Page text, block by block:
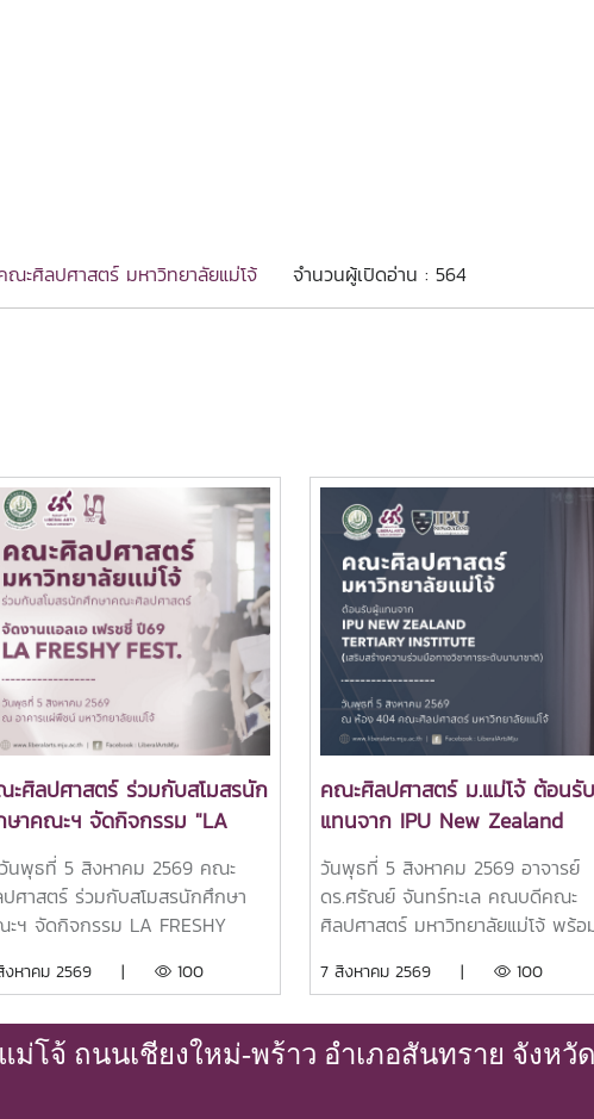
ณะศิลปศาสตร์ มหาวิทยาลัยแม่โจ้ จำนวนผู้เปิดอ่าน : 564
ะศิลปศาสตร์ ร่วมกับสโมสรนัก
ษาคณะฯ จัดกิจกรรม "LA
FEST 2026" ต้อนรับ
กษาใหม่อย่างอบอุ่น
นพุธที่ 5 สิงหาคม 2569 คณะ
ศาสตร์ ร่วมกับสโมสรนักศึกษา
ฯ จัดกิจกรรม LA FRESHY
มสามัคคี และเปิดโอกาสให้
มารถ และความคิดสร้างสรรค์ ผ่าน
แสดงจากตัวแทนนักศึกษาชั้นปีที่ 1
งหาคม 2569 | 100
คณะศิลปศาสตร์ ม.แม่โจ้ ต้อนรั
แทนจาก IPU New Zealand
Tertiary Institute เสริมสร้าง
ความร่วมมือทางวิชาการระดับ
นานาชาติ
วันพุธที่ 5 สิงหาคม 2569 อาจารย์
ดร.ศรัณย์ จันทร์ทะเล คณบดีคณะ
ศิลปศาสตร์ มหาวิทยาลัยแม่โจ้ พร้อ
ต้อนรับ Mr. Jason D. Sheen
IPU New Zealand Tertiary
Institute ประเทศนิวซีแลนด์ ณ ห้อง
7 สิงหาคม 2569 | 100
โจ้ ถนนเชียงใหม่-พร้าว อำเภอสันทราย จังหวั